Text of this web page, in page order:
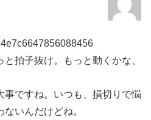
拍子抜け。もっと動くかな、
事ですね。いつも、損切りで悩
いんだけどね。